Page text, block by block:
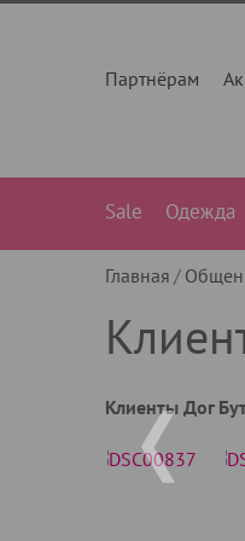
Партнёрам
Sale Одежда
Главная
Клиенты Дог